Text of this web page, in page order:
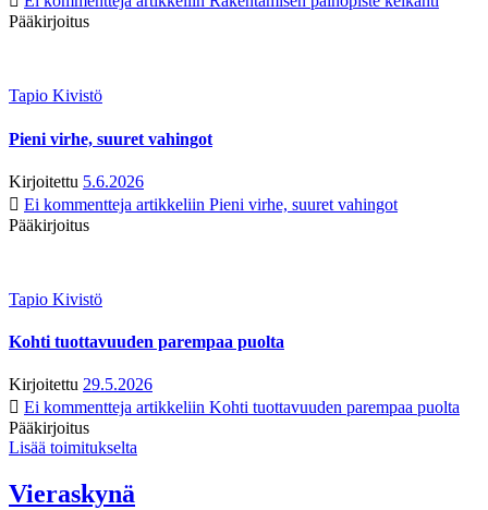
Pääkirjoitus
Tapio Kivistö
Pieni virhe, suuret vahingot
Kirjoitettu 5.6.2026
Ei kommentteja artikkeliin Pieni virhe, suuret vahingot
Pääkirjoitus
Tapio Kivistö
Kohti tuottavuuden parempaa puolta
Kirjoitettu 29.5.2026
Ei kommentteja artikkeliin Kohti tuottavuuden parempaa puolta
Pääkirjoitus
Lisää toimitukselta
Vieraskynä